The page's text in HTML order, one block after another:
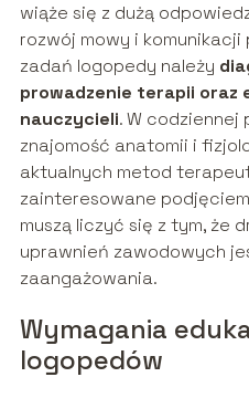
wiąże się z dużą
rozwój mowy i
zadań logopedy należy
prowadzenie terapii oraz
nauczycieli. W
znajomość anatomii i
aktualnych metod
zainteresowane
muszą liczyć się z tym, że
uprawnień zawodowych
zaangażowania.
Wymagania
logopedów